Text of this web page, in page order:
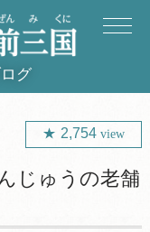
グ
2,754view
じゅうの老舗